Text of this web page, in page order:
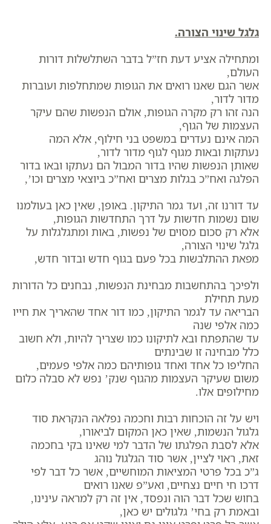
גלגל שינוי הצורה.
ומתחילה אציע דעת חז”ל בדבר השתלשלות דורות
העולם,
אשר הגם שאנו רואים את הגופות שמתחלפות ועוברות
מדור לדור,
הנה זהו רק מקרה הגופות, אולם הנפשות שהם עיקר
העצמות של הגוף,
המה אינם נעדרים במשפט בני חילוף, אלא המה
נעתקות ובאות מגוף לגוף מדור לדור,
שאותן הנפשות שהיו בדור המבול הם נעתקו ובאו בדור
הפלגה ואח”כ בגלות מצרים ואח”כ ביוצאי מצרים וכו’,
עד דורנו זה, ועד גמר התיקון. באופן, שאין כאן בעולמנו
שום נשמות חדשות על דרך התחדשות הגופות,
אלא רק סכום מסוים של נפשות, באות ומתגלגלות על
גלגל שינוי הצורה,
מפאת ההתלבשות בכל פעם בגוף חדש ובדור חדש,
ולפיכך בהתחשבות מבחינת הנפשות, נבחנים כל הדורות
מעת תחילת
הבריאה עד לגמר התיקון, כמו דור אחד שהאריך את חייו
כמה אלפי שנה
עד שהתפתח ובא לתיקונו כמו שצריך להיות, ולא חשוב
כלל מבחינה זו שבינתים
החליפו כל אחד ואחד גופותיהם כמה אלפי פעמים,
משום שעיקר העצמות מהגוף שנק’ נפש לא סבלה כלום
מחילופים אלו.
ויש על זה הוכחות רבות וחכמה נפלאה הנקראת סוד
גלגול הנשמות, שאין כאן המקום לביאורו,
אלא לסבת הפלגתו של הדבר למי שאינו בקי בחכמה
זאת, ראוי לציין, אשר סוד הגלגול נוהג
ג”כ בכל פרטי המציאות המוחשיים, אשר כל דבר לפי
דרכו חי חיים נצחיים, ואע”פ שאנו רואים
בחוש שכל דבר הוה ונפסד, אין זה רק למראה עינינו,
ובאמת רק בחי’ גלגולים יש כאן,